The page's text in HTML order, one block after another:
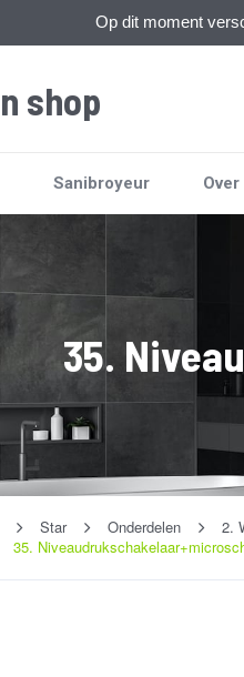
Op dit moment
shop
Sanibroyeur
35.
Star Onderdelen 2.
35.